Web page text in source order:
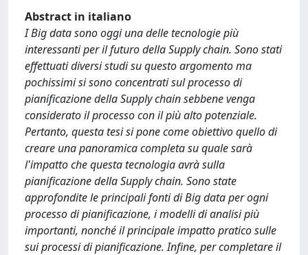
Abstract in italiano
I Big data sono oggi una delle tecnologie più
interessanti per il futuro della Supply chain. Sono stati
effettuati diversi studi su questo argomento ma
pochissimi si sono concentrati sul processo di
pianificazione della Supply chain sebbene venga
considerato il processo con il più alto potenziale.
Pertanto, questa tesi si pone come obiettivo quello di
creare una panoramica completa su quale sarà
l'impatto che questa tecnologia avrà sulla
pianificazione della Supply chain. Sono state
approfondite le principali fonti di Big data per ogni
processo di pianificazione, i modelli di analisi più
importanti, nonché il principale impatto pratico sulle
sui processi di pianificazione. Infine, per completare il